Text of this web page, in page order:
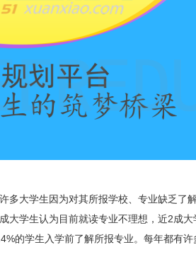
多大学生因为对其所报学校、专业缺乏了
成大学生认为目前就读专业不理想，近2成大
的学生入学前了解所报专业。每年都有许